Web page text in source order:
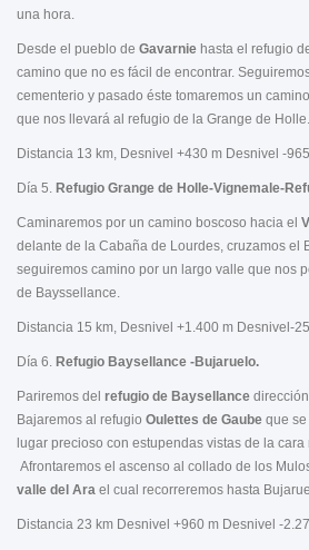
una hora.
Desde el pueblo de Gavarnie hasta el refugio
camino que no es fácil de encontrar.
cementerio y pasado éste tomaremos un
que nos llevará al refugio de la Grange de Holle.
Distancia 13 km, Desnivel +430 m Desnivel -
Día 5. Refugio Grange de Holle-Vignemale-
Caminaremos por un camino boscoso hacia el
delante de la Cabaña de Lourdes, cruzamos el
seguiremos camino por un largo valle que nos
de Bayssellance.
Distancia 15 km, Desnivel +1.400 m Desnivel-
Día 6. Refugio Baysellance -Bujaruelo.
Pariremos del refugio de Baysellance
Bajaremos al refugio Oulettes de Gaube que
lugar precioso con estupendas vistas de la
Afrontaremos el ascenso al collado de los
valle del Ara el cual recorreremos hasta
Distancia 23 km Desnivel +960 m Desnivel -